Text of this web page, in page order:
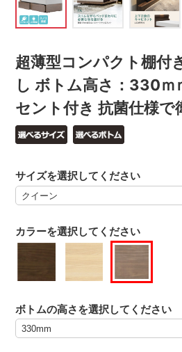
超薄型コンパクト棚付
し ボトム高さ：330ｍ
セント付き 抗菌仕様で
カラーを選択してください
サイズを選択してください
ボトムの高さを選択してください